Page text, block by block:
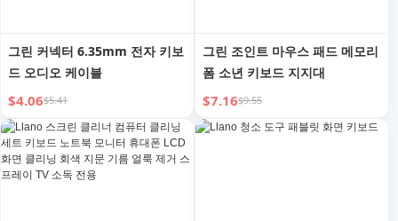
그린 커넥터 6.35mm 전자 키보
드 오디오 케이블
$4.06$5.41
그린 조인트 마우스 패드 메모리
폼 소년 키보드 지지대
$7.16$9.55